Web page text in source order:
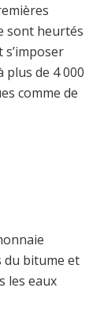
sont heurtés
plus de 4 000
comme de
du bitume et
les eaux